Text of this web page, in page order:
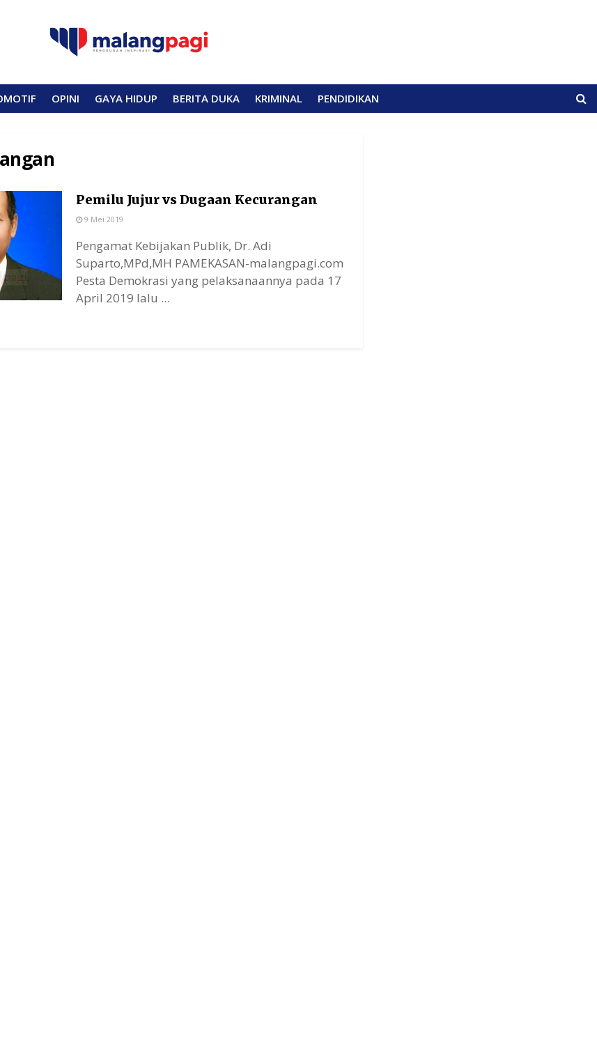
OPINI GAYA HIDUP BERITA DUKA KRIMINAL PENDIDIKAN
Pemilu Jujur vs Dugaan Kecurangan
9 Mei 2019
Pengamat Kebijakan Publik, Dr. Adi
Suparto,MPd,MH PAMEKASAN-malangpagi.com
Pesta Demokrasi yang pelaksanaannya pada 17
April 2019 lalu ...